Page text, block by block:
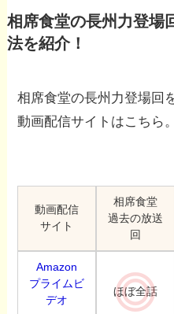
相席食堂の長州力登場
法を紹介！
相席食堂の長州力登場回
動画配信サイトはこちら。
動画配信
サイト
相席食堂
過去の放送
回
Amazon
プライムビ
デオ
ほぼ全話